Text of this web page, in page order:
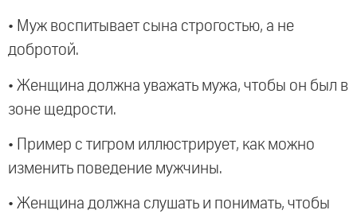
• Муж воспитывает сына строгостью, а не
добротой.
• Женщина должна уважать мужа, чтобы он был в
зоне щедрости.
• Пример с тигром иллюстрирует, как можно
изменить поведение мужчины.
• Женщина должна слушать и понимать, чтобы